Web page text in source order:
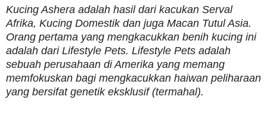
Kucing Ashera adalah hasil dari kacukan Serval
Afrika, Kucing Domestik dan juga Macan Tutul Asia.
Orang pertama yang mengkacukkan benih kucing ini
adalah dari Lifestyle Pets. Lifestyle Pets adalah
sebuah perusahaan di Amerika yang memang
memfokuskan bagi mengkacukkan haiwan peliharaan
yang bersifat genetik eksklusif (termahal).